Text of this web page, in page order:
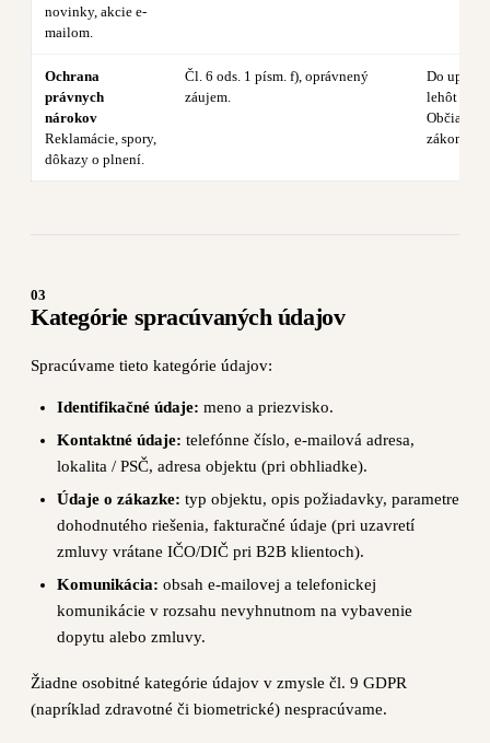
novinky, akcie e-
mailom.
Ochrana
právnych
nárokov
Reklamácie, spory,
dôkazy o plnení.
Čl. 6 ods. 1 písm. f), oprávnený
záujem.
Do
lehôt
03
Kategórie spracúvaných údajov
Spracúvame tieto kategórie údajov:
Identifikačné údaje: meno a priezvisko.
Kontaktné údaje: telefónne číslo, e-mailová adresa,
lokalita / PSČ, adresa objektu (pri obhliadke).
Údaje o zákazke: typ objektu, opis požiadavky, parametre
dohodnutého riešenia, fakturačné údaje (pri uzavretí
zmluvy vrátane IČO/DIČ pri B2B klientoch).
Komunikácia: obsah e-mailovej a telefonickej
komunikácie v rozsahu nevyhnutnom na vybavenie
dopytu alebo zmluvy.
Žiadne osobitné kategórie údajov v zmysle čl. 9 GDPR
(napríklad zdravotné či biometrické) nespracúvame.